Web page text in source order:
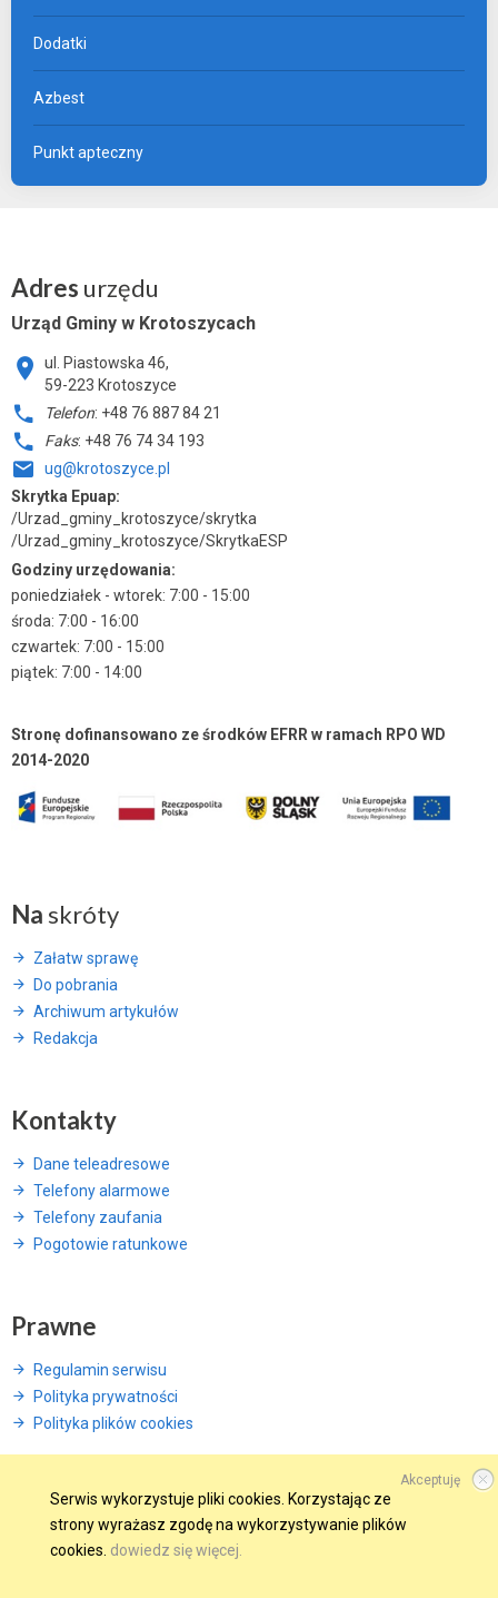
Dodatki
Azbest
Punkt apteczny
Adres urzędu
Urząd Gminy w Krotoszycach
ul. Piastowska 46,
59-223 Krotoszyce
Telefon: +48 76 887 84 21
Faks: +48 76 74 34 193
ug@krotoszyce.pl
Skrytka Epuap:
/Urzad_gminy_krotoszyce/skrytka
/Urzad_gminy_krotoszyce/SkrytkaESP
Godziny urzędowania:
poniedziałek - wtorek: 7:00 - 15:00
środa: 7:00 - 16:00
czwartek: 7:00 - 15:00
piątek: 7:00 - 14:00
Stronę dofinansowano ze środków EFRR w ramach RPO WD
2014-2020
Na skróty
Załatw sprawę
Do pobrania
Archiwum artykułów
Redakcja
Kontakty
Dane teleadresowe
Telefony alarmowe
Telefony zaufania
Pogotowie ratunkowe
Prawne
Regulamin serwisu
Polityka prywatności
Polityka plików cookies
© 2015 Wszelkie prawa zastrzeżone.
WINDWEB - Strony Internetowe
Akceptuję
Serwis wykorzystuje pliki cookies. Korzystając ze
strony wyrażasz zgodę na wykorzystywanie plików
cookies. dowiedz się więcej.